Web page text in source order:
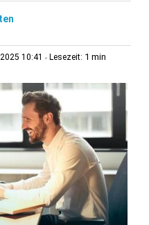
10:41 Lesezeit: 1 min